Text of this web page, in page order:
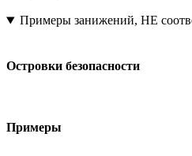
Примеры занижений, НЕ
Островки безопасности
Примеры